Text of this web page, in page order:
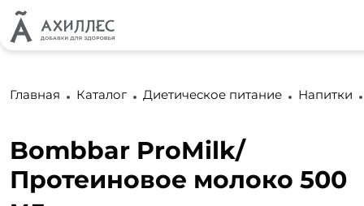
Главная Каталог Диетическое питание Напитки
Bombbar ProMilk/
Протеиновое молоко 500